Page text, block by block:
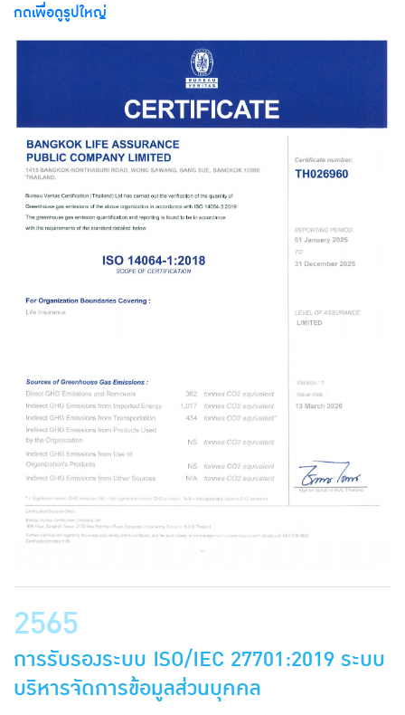
​กดเพื่อดูรูปใหญ่
2565
การรับรองระบบ ISO/IEC 27701:2019 ระบบ
บริหารจัดการข้อมูลส่วนบุคคล